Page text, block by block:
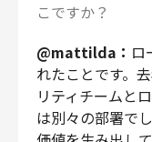
こですか？
@mattilda： ロ
れたことです。
リティチームと
は別々の部署で